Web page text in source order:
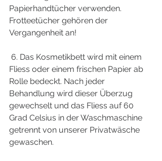
Papierhandtücher verwenden.
Frotteetücher gehören der
Vergangenheit an!
Fliess oder einem frischen Papier ab
Rolle bedeckt. Nach jeder
Behandlung wird dieser Überzug
gewechselt und das Fliess auf 60
Grad Celsius in der Waschmaschine
getrennt von unserer Privatwäsche
gewaschen.